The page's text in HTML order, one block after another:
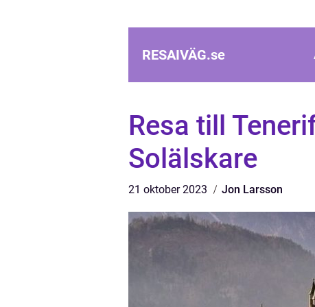
RESAIVÄG.se
Resa till
Solälskare
21 oktober 2023 Jon Larsson